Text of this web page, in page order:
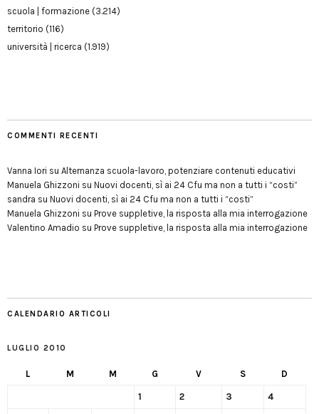
scuola | formazione (3.214)
territorio (116)
università | ricerca (1.919)
COMMENTI RECENTI
Vanna Iori su Alternanza scuola-lavoro, potenziare contenuti educativi
Manuela Ghizzoni su Nuovi docenti, sì ai 24 Cfu ma non a tutti i “costi”
sandra su Nuovi docenti, sì ai 24 Cfu ma non a tutti i “costi”
Manuela Ghizzoni su Prove suppletive, la risposta alla mia interrogazione
Valentino Amadio su Prove suppletive, la risposta alla mia interrogazione
CALENDARIO ARTICOLI
LUGLIO 2010
L M M G V S D
1 2 3 4